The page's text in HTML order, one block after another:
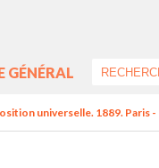
GÉNÉRAL
universelle. 1889. Paris